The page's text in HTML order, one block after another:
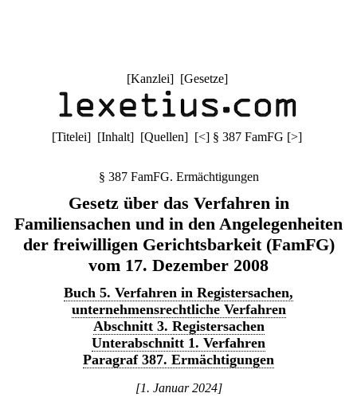
[Kanzlei] [Gesetze]
[Titelei] [Inhalt] [Quellen] [<] § 387 FamFG [>]
§ 387 FamFG. Ermächtigungen
Gesetz über das Verfahren in
Familiensachen und in den Angelegenheiten
der freiwilligen Gerichtsbarkeit (FamFG)
vom 17. Dezember 2008
Buch 5. Verfahren in Registersachen,
unternehmensrechtliche Verfahren
Abschnitt 3. Registersachen
Unterabschnitt 1. Verfahren
Paragraf 387. Ermächtigungen
[1. Januar 2024]